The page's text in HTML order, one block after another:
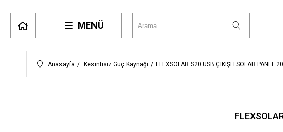
MENÜ
Anasayfa Kesintisiz Güç Kaynağı FLEXSOLAR S20 USB ÇIKIŞLI SOLAR PANEL